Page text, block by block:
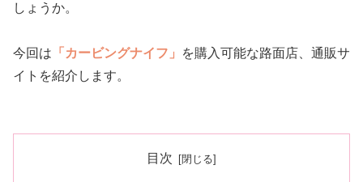
しょうか。
今回は 「カービングナイフ」
を購入可能な路面店、通販サ
イトを紹介します。
目次